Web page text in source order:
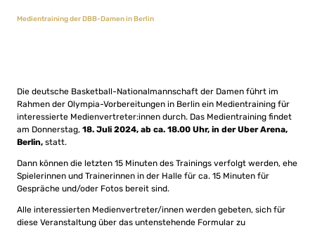
Medientraining der DBB-Damen in Berlin
Die deutsche Basketball-Nationalmannschaft der Damen führt im
Rahmen der Olympia-Vorbereitungen in Berlin ein Medientraining für
interessierte Medienvertreter:innen durch. Das Medientraining findet
am Donnerstag, 18. Juli 2024, ab ca. 18.00 Uhr, in der Uber Arena,
Berlin, statt.
Dann können die letzten 15 Minuten des Trainings verfolgt werden, ehe
Spielerinnen und Trainerinnen in der Halle für ca. 15 Minuten für
Gespräche und/oder Fotos bereit sind.
Alle interessierten Medienvertreter/innen werden gebeten, sich für
diese Veranstaltung über das untenstehende Formular zu